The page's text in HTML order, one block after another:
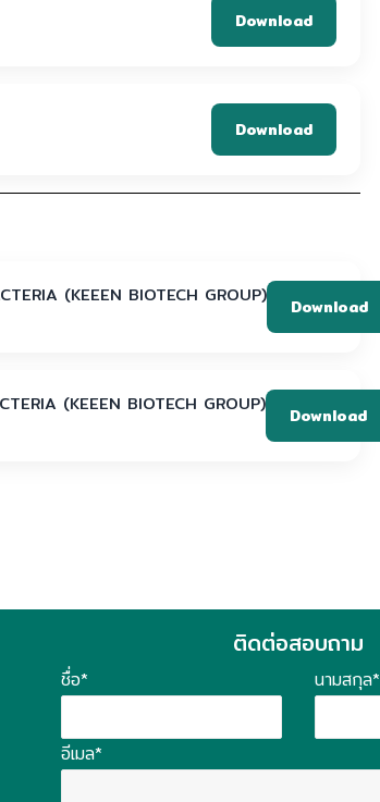
Download
Download
(KEEEN BIOTECH GROUP) Download
(KEEEN BIOTECH GROUP) Download
ติดต่อสอบถาม
ชื่อ* นามสกุล*
อีเมล*